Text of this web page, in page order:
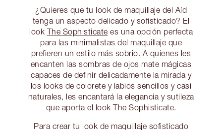
¿Quieres que tu look de maquillaje del Aíd
tenga un aspecto delicado y sofisticado? El
look The Sophisticate es una opción perfecta
para las minimalistas del maquillaje que
prefieren un estilo más sobrio. A quienes les
encanten las sombras de ojos mate mágicas
capaces de definir delicadamente la mirada y
los looks de colorete y labios sencillos y casi
naturales, les encantará la elegancia y sutileza
que aporta el look The Sophisticate.
Para crear tu look de maquillaje sofisticado